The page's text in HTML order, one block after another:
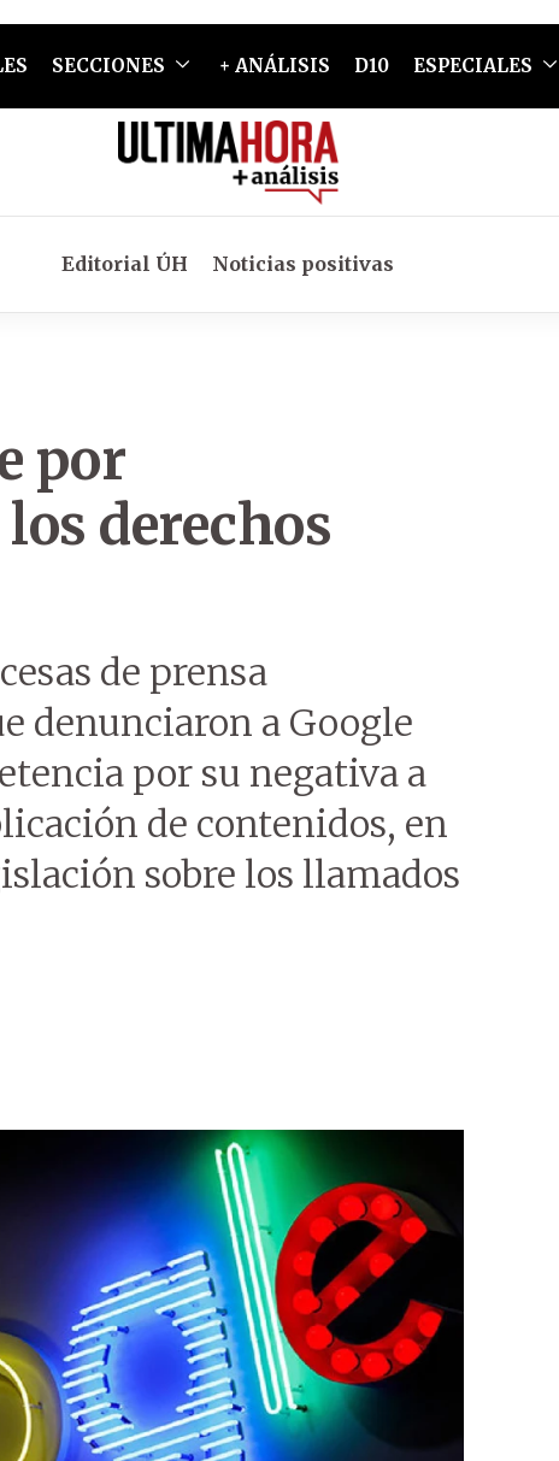
SECCIONES + ANÁLISIS D10 ESPECIALES
Editorial ÚH Noticias positivas
por
derechos
de prensa
denunciaron a Google
por su negativa a
de contenidos, en
sobre los llamados